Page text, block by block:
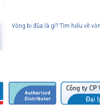
Vòng bi đũa là gì? Tìm hiểu về